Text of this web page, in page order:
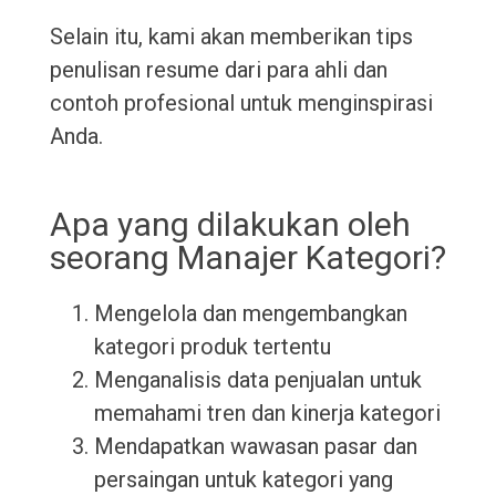
Selain itu, kami akan memberikan tips
penulisan resume dari para ahli dan
contoh profesional untuk menginspirasi
Anda.
Apa yang dilakukan oleh
seorang Manajer Kategori?
Mengelola dan mengembangkan
kategori produk tertentu
Menganalisis data penjualan untuk
memahami tren dan kinerja kategori
Mendapatkan wawasan pasar dan
persaingan untuk kategori yang